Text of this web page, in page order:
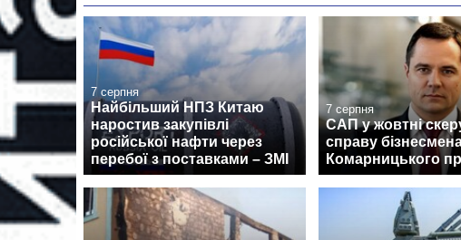
7 серпня
Найбільший НПЗ Китаю
наростив закупівлі
російської нафти через
перебої з поставками – ЗМІ
7 серпня
САП у жовтні
справу
Комарницького